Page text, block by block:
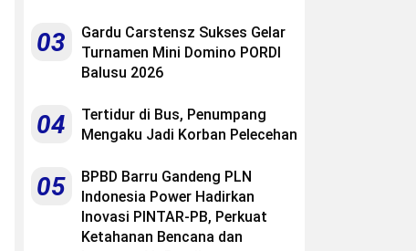
03
Gardu Carstensz Sukses Gelar
Turnamen Mini Domino PORDI
Balusu 2026
04
Tertidur di Bus, Penumpang
Mengaku Jadi Korban Pelecehan
05
BPBD Barru Gandeng PLN
Indonesia Power Hadirkan
Inovasi PINTAR-PB, Perkuat
Ketahanan Bencana dan